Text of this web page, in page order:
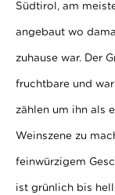
Südtirol, am
angebaut wo
zuhause war. Der
fruchtbare und
zählen um ihn als
Weinszene zu
feinwürzigem
ist grünlich bis